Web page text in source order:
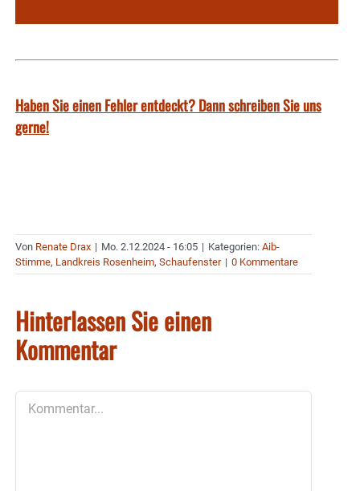
Haben Sie einen Fehler entdeckt? Dann schreiben Sie uns
gerne!
Von Renate Drax | Mo. 2.12.2024 - 16:05 | Kategorien: Aib-
Stimme, Landkreis Rosenheim, Schaufenster | 0 Kommentare
Hinterlassen Sie einen
Kommentar